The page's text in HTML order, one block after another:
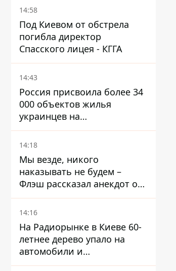
14:58
Под Киевом от обстрела
погибла директор
Спасского лицея - КГГА
14:43
Россия присвоила более 34
000 объектов жилья
украинцев на
оккупированных
территориях -
14:18
Мы везде, никого
наказывать не будем –
Флэш рассказал анекдот о
незаменимой работе
связистов на фронте
14:16
На Радиорынке в Киеве 60-
летнее дерево упало на
автомобили и
травмировало человека -